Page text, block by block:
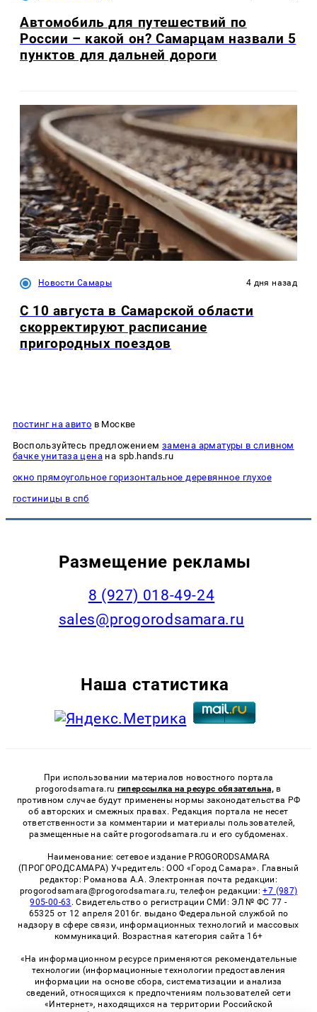
Автомобиль для путешествий по
России – какой он? Самарцам назвали 5
пунктов для дальней дороги
Новости Самары 4 дня назад
С 10 августа в Самарской области
скорректируют расписание
пригородных поездов
постинг на авито в Москве
Воспользуйтесь предложением замена арматуры в сливном
бачке унитаза цена на spb.hands.ru
окно прямоугольное горизонтальное деревянное глухое
гостиницы в спб
Размещение рекламы
8 (927) 018-49-24
sales@progorodsamara.ru
Наша статистика
При использовании материалов новостного портала
progorodsamara.ru гиперссылка на ресурс обязательна, в
противном случае будут применены нормы законодательства РФ
об авторских и смежных правах. Редакция портала не несет
ответственности за комментарии и материалы пользователей,
размещенные на сайте progorodsamara.ru и его субдоменах.
Наименование: сетевое издание PROGORODSAMARA
(ПРОГОРОДСАМАРА) Учредитель: ООО «Город Самара». Главный
редактор: Романова А.А. Электронная почта редакции:
progorodsamara@progorodsamara.ru, телефон редакции:+7 (987)
905-00-63 . Свидетельство о регистрации СМИ: ЭЛ № ФС 77 -
65325 от 12 апреля 2016г. выдано Федеральной службой по
надзору в сфере связи, информационных технологий и массовых
коммуникаций. Возрастная категория сайта 16+
«На информационном ресурсе применяются рекомендательные
технологии (информационные технологии предоставления
информации на основе сбора, систематизации и анализа
сведений, относящихся к предпочтениям пользователей сети
«Интернет», находящихся на территории Российской